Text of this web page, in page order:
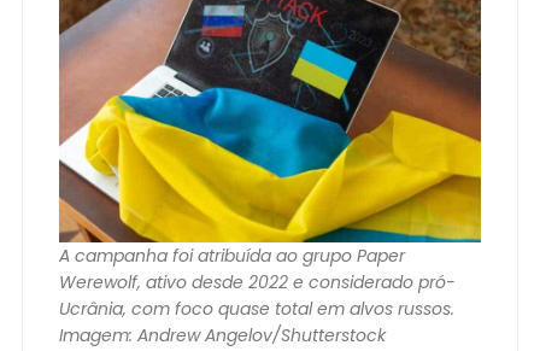
A campanha foi atribuída ao grupo Paper
Werewolf, ativo desde 2022 e considerado pró-
Ucrânia, com foco quase total em alvos russos.
Imagem: Andrew Angelov/Shutterstock